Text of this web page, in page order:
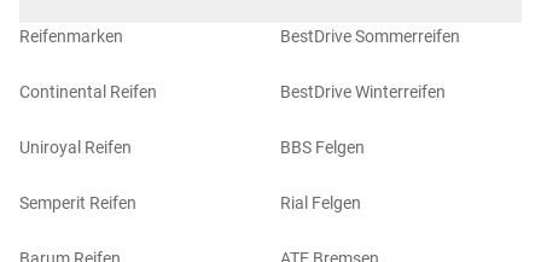
Reifenmarken
Continental Reifen
Uniroyal Reifen
Semperit Reifen
BestDrive Sommerreifen
BestDrive Winterreifen
BBS Felgen
Rial Felgen